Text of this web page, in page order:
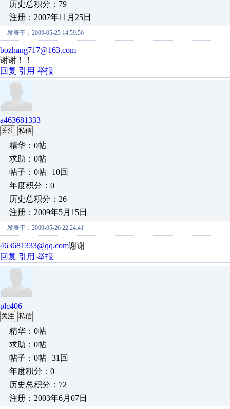
历史总积分：79
注册：2007年11月25日
发表于：2009-05-25 14:59:56
bozhang717@163.com
谢谢！！
回复 引用 举报
a463681333
关注 私信
精华：0帖
求助：0帖
帖子：0帖 | 10回
年度积分：0
历史总积分：26
注册：2009年5月15日
发表于：2009-05-26 22:24:41
463681333@qq.com谢谢
回复 引用 举报
plc406
关注 私信
精华：0帖
求助：0帖
帖子：0帖 | 31回
年度积分：0
历史总积分：72
注册：2003年6月07日